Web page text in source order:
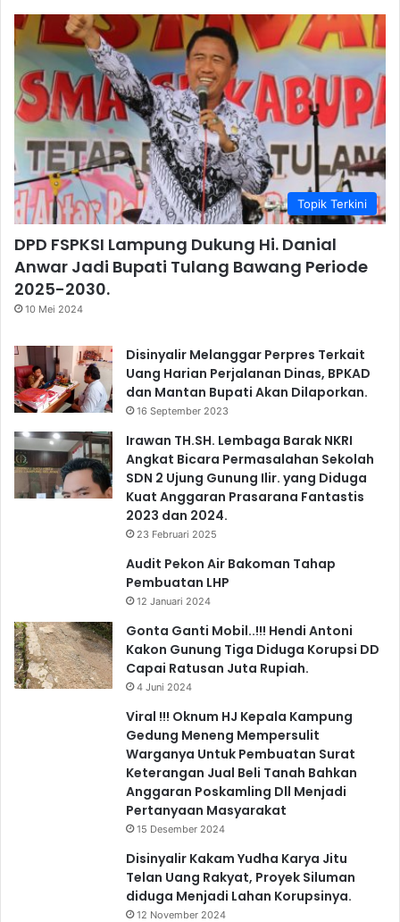
Topik Terkini
DPD FSPKSI Lampung Dukung Hi. Danial
Anwar Jadi Bupati Tulang Bawang Periode
2025-2030.
10 Mei 2024
Disinyalir Melanggar Perpres Terkait
Uang Harian Perjalanan Dinas, BPKAD
dan Mantan Bupati Akan Dilaporkan.
16 September 2023
Irawan TH.SH. Lembaga Barak NKRI
Angkat Bicara Permasalahan Sekolah
SDN 2 Ujung Gunung Ilir. yang Diduga
Kuat Anggaran Prasarana Fantastis
2023 dan 2024.
23 Februari 2025
Audit Pekon Air Bakoman Tahap
Pembuatan LHP
12 Januari 2024
Gonta Ganti Mobil..!!! Hendi Antoni
Kakon Gunung Tiga Diduga Korupsi DD
Capai Ratusan Juta Rupiah.
4 Juni 2024
Viral !!! Oknum HJ Kepala Kampung
Gedung Meneng Mempersulit
Warganya Untuk Pembuatan Surat
Keterangan Jual Beli Tanah Bahkan
Anggaran Poskamling Dll Menjadi
Pertanyaan Masyarakat
15 Desember 2024
Disinyalir Kakam Yudha Karya Jitu
Telan Uang Rakyat, Proyek Siluman
diduga Menjadi Lahan Korupsinya.
12 November 2024